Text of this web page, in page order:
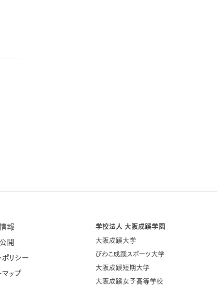
報
開
ポリシー
マップ
学校法人 大阪成蹊学園
大阪成蹊大学
びわこ成蹊スポーツ大学
大阪成蹊短期大学
大阪成蹊女子高等学校